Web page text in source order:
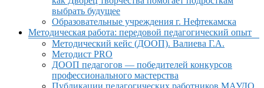
выбрать будущее
Образовательные учреждения г. Нефтекамска
Методическая работа: передовой педагогический опыт
Методический кейс (ДООП). Валиева Г.А.
Методист PRO
ДООП педагогов — победителей конкурсов
профессионального мастерства